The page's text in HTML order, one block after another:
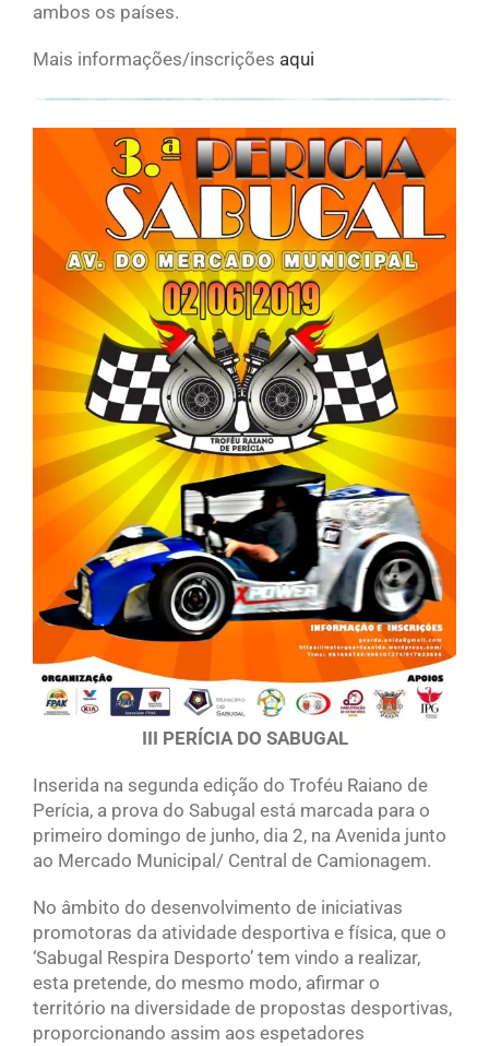
ambos os países.
Mais informações/inscrições aqui
III PERÍCIA DO SABUGAL
Inserida na segunda edição do Troféu Raiano de
Perícia, a prova do Sabugal está marcada para o
primeiro domingo de junho, dia 2, na Avenida junto
ao Mercado Municipal/ Central de Camionagem.
No âmbito do desenvolvimento de iniciativas
promotoras da atividade desportiva e física, que o
‘Sabugal Respira Desporto’ tem vindo a realizar,
esta pretende, do mesmo modo, afirmar o
território na diversidade de propostas desportivas,
proporcionando assim aos espetadores